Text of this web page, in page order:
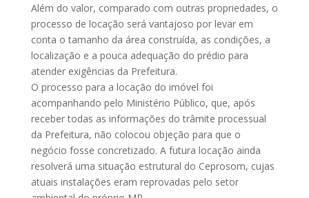
Além do valor, comparado com outras propriedades, o
processo de locação será vantajoso por levar em
conta o tamanho da área construída, as condições, a
localização e a pouca adequação do prédio para
atender exigências da Prefeitura.
O processo para a locação do imóvel foi
acompanhando pelo Ministério Público, que, após
receber todas as informações do trâmite processual
da Prefeitura, não colocou objeção para que o
negócio fosse concretizado. A futura locação ainda
resolverá uma situação estrutural do Ceprosom, cujas
atuais instalações eram reprovadas pelo setor